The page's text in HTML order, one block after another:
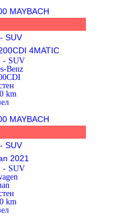
SUV
4MATIC
- SUV
Benz
km
SUV
2021
- SUV
km